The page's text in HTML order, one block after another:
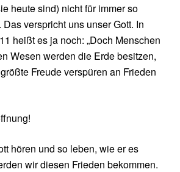
heute sind) nicht für immer so
verspricht uns unser Gott. In
heißt es ja noch: „Doch Menschen
Wesen werden die Erde besitzen,
Freude verspüren an Frieden
hören und so leben, wie er es
wir diesen Frieden bekommen.